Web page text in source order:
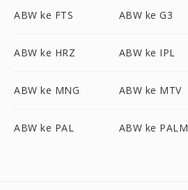
ABW ke FTS ABW ke G3
ABW ke HRZ ABW ke IPL
ABW ke MNG ABW ke MTV
ABW ke PAL ABW ke PALM